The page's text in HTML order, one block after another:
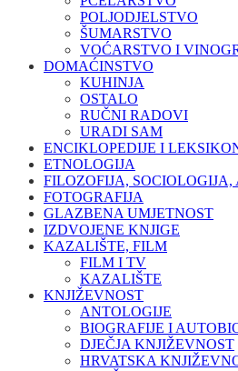
POLJODJELSTVO
ŠUMARSTVO
VOĆARSTVO I
DOMAĆINSTVO
KUHINJA
OSTALO
RUČNI RADOVI
URADI SAM
ENCIKLOPEDIJE I
ETNOLOGIJA
FILOZOFIJA, SOCIOLOGIJA,
FOTOGRAFIJA
GLAZBENA UMJETNOST
IZDVOJENE KNJIGE
KAZALIŠTE, FILM
FILM I TV
KAZALIŠTE
KNJIŽEVNOST
ANTOLOGIJE
BIOGRAFIJE I
DJEČJA KNJIŽEVNOST
HRVATSKA